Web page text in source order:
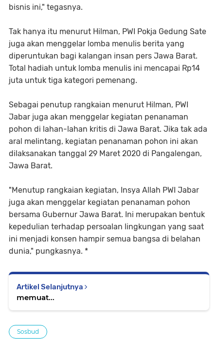
bisnis ini," tegasnya.
Tak hanya itu menurut Hilman, PWI Pokja Gedung Sate
juga akan menggelar lomba menulis berita yang
diperuntukan bagi kalangan insan pers Jawa Barat.
Total hadiah untuk lomba menulis ini mencapai Rp14
juta untuk tiga kategori pemenang.
Sebagai penutup rangkaian menurut Hilman, PWI
Jabar juga akan menggelar kegiatan penanaman
pohon di lahan-lahan kritis di Jawa Barat. Jika tak ada
aral melintang, kegiatan penanaman pohon ini akan
dilaksanakan tanggal 29 Maret 2020 di Pangalengan,
Jawa Barat.
"Menutup rangkaian kegiatan, Insya Allah PWI Jabar
juga akan menggelar kegiatan penanaman pohon
bersama Gubernur Jawa Barat. Ini merupakan bentuk
kepedulian terhadap persoalan lingkungan yang saat
ini menjadi konsen hampir semua bangsa di belahan
dunia," pungkasnya. *
Artikel Selanjutnya
memuat...
Sosbud